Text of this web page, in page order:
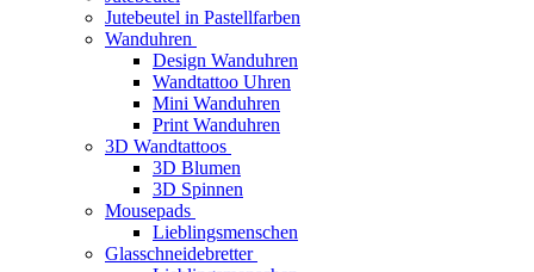
Jutebeutel in Pastellfarben
Wanduhren
Design Wanduhren
Wandtattoo Uhren
Mini Wanduhren
Print Wanduhren
3D Wandtattoos
3D Blumen
3D Spinnen
Mousepads
Lieblingsmenschen
Glasschneidebretter